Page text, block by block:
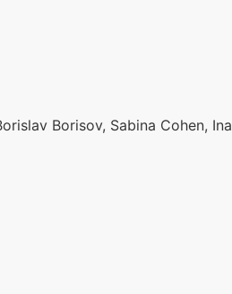
Borisov, Sabina Cohen, Ina